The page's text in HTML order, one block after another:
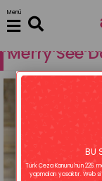
Menü
Fantezi Giyim İç
Merry See
BU
Türk Ceza Kanunu'nun 226.
yapmaları yasaktır. Web